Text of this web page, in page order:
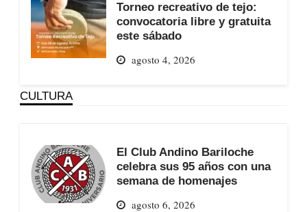
Torneo recreativo de tejo:
convocatoria libre y gratuita
este sábado
agosto 4, 2026
CULTURA
El Club Andino Bariloche
celebra sus 95 años con una
semana de homenajes
agosto 6, 2026